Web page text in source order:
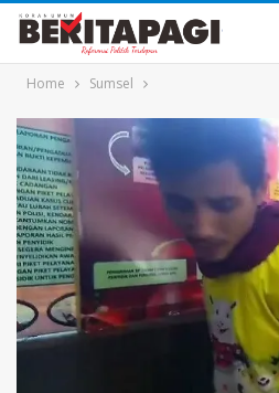
Home Sumsel